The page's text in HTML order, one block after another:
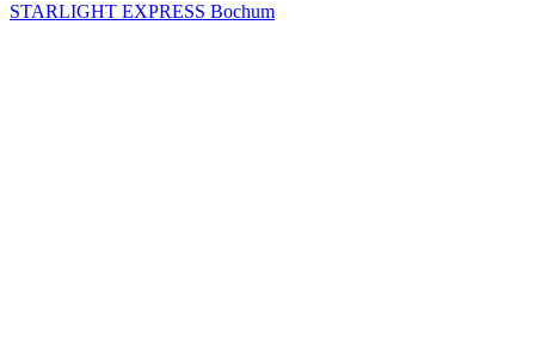
STARLIGHT EXPRESS Bochum